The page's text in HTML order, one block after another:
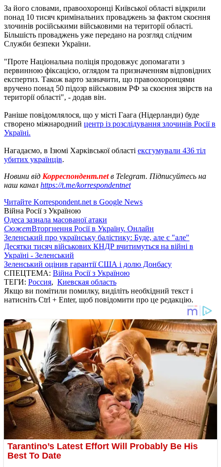
За його словами, правоохоронці Київської області відкрили
понад 10 тисяч кримінальних проваджень за фактом скоєння
злочинів російськими військовими на території області.
Більшість проваджень уже передано на розгляд слідчим
Служби безпеки України.
"Проте Національна поліція продовжує допомагати з
первинною фіксацією, оглядом та призначенням відповідних
експертиз. Також варто зазначити, що правоохоронцями
вручено понад 50 підозр військовим РФ за скоєння звірств на
території області", - додав він.
Раніше повідомлялося, що у місті Гаага (Нідерланди) буде
створено міжнародний центр із розслідування злочинів Росії в
Україні.
Нагадаємо, в Ізюмі Харківської області ексгумували 436 тіл
убитих українців.
Новини від Корреспондент.netв Telegram. Підписуйтесь на
наш канал https://t.me/korrespondentnet
Читайте Korrespondent.net в Google News
Війна Росії з Україною
Одеса зазнала масованої атаки
СюжетВторгнення Росії в Україну. Онлайн
Зеленський про українську балістику: Буде, але є "але"
Десятки тисяч військових КНДР вчитимуться на війні в
Україні - Зеленський
Зеленський оцінив гарантії США і долю Донбасу
СПЕЦТЕМА: Війна Росії з Україною
ТЕГИ: Россия, Киевская область
Якщо ви помітили помилку, виділіть необхідний текст і
натисніть Ctrl + Enter, щоб повідомити про це редакцію.